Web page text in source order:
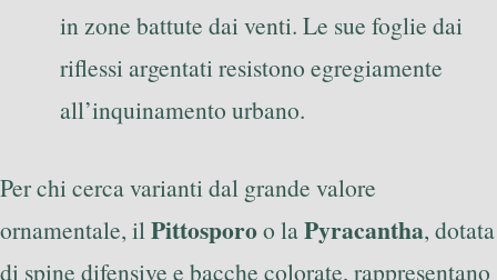
in zone battute dai venti. Le sue foglie dai
riflessi argentati resistono egregiamente
all’inquinamento urbano.
Per chi cerca varianti dal grande valore
ornamentale, ilPittosporoo laPyracantha, dotata
di spine difensive e bacche colorate, rappresentano